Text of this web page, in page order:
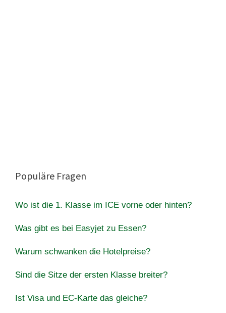
Populäre Fragen
Wo ist die 1. Klasse im ICE vorne oder hinten?
Was gibt es bei Easyjet zu Essen?
Warum schwanken die Hotelpreise?
Sind die Sitze der ersten Klasse breiter?
Ist Visa und EC-Karte das gleiche?